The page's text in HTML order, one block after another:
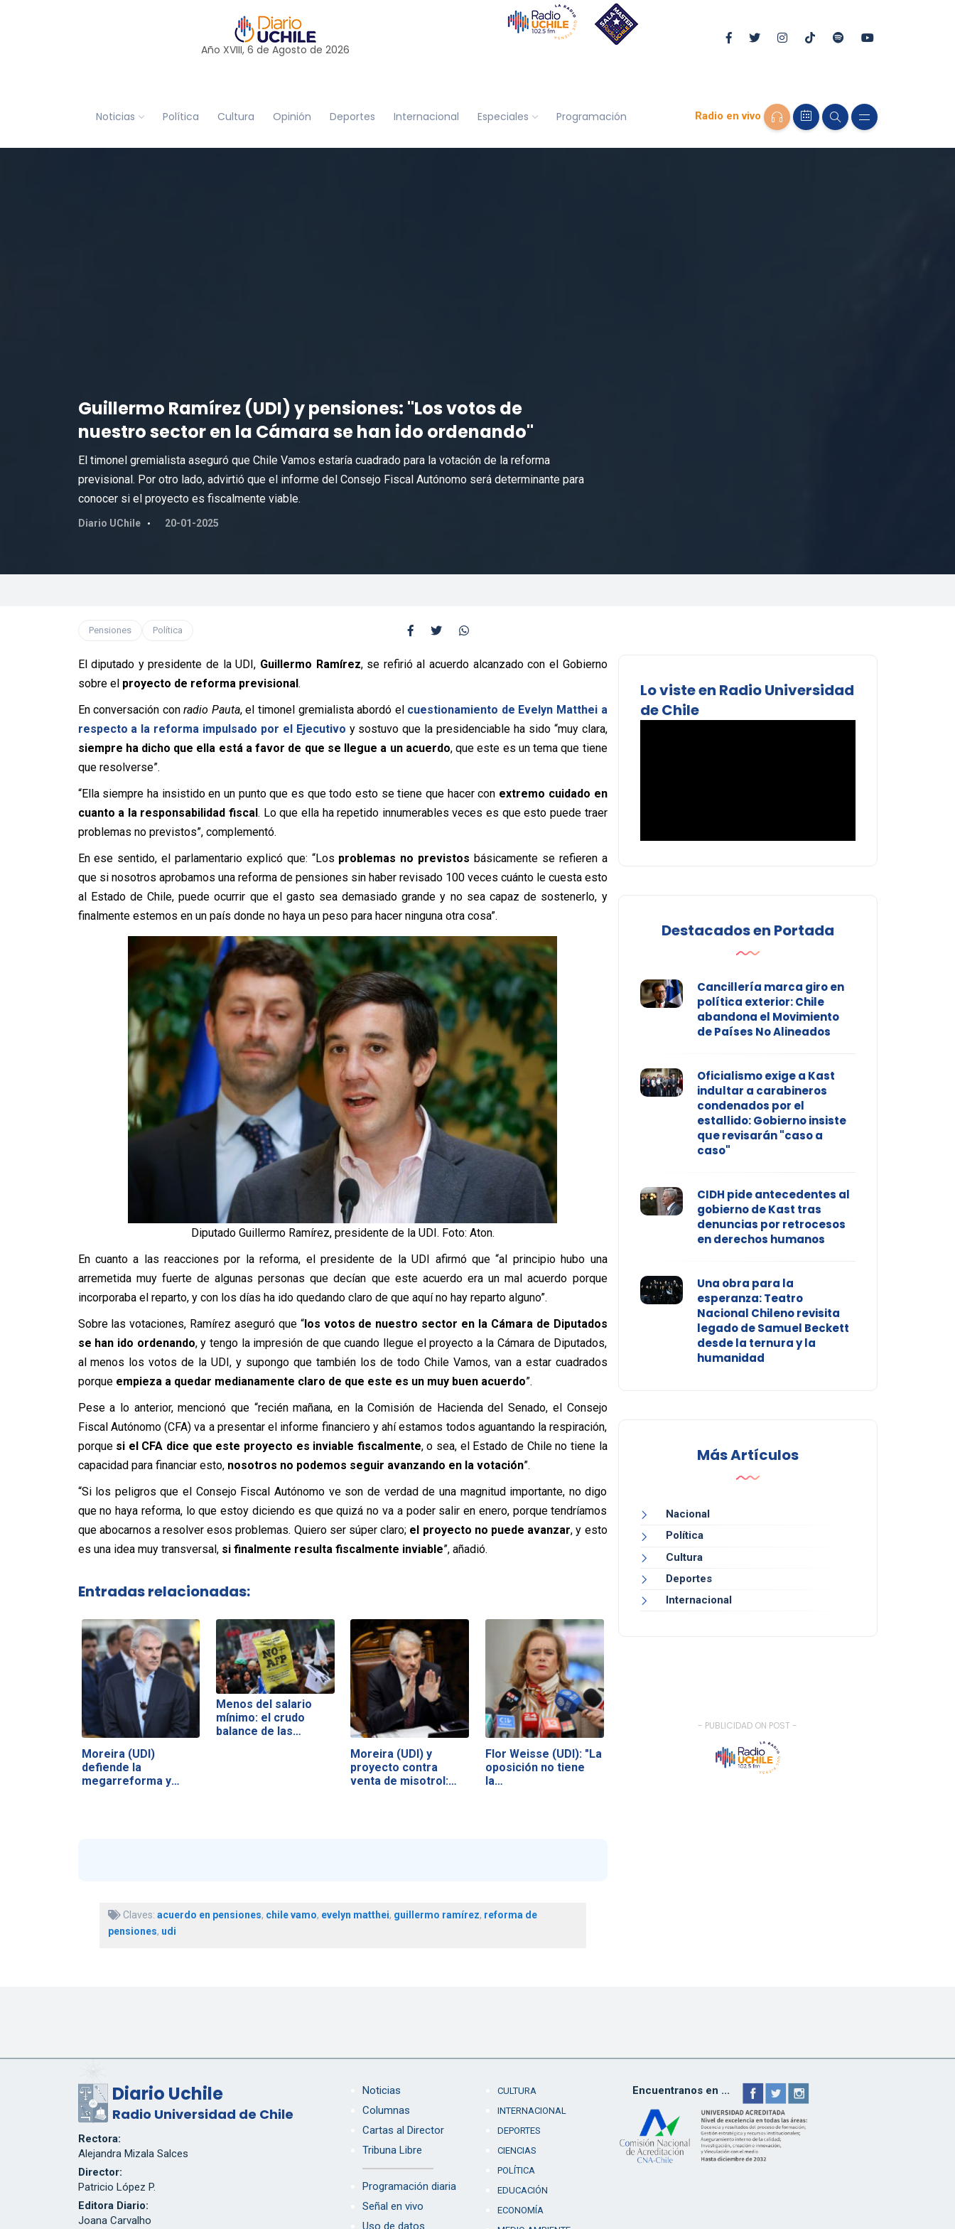
Año XVIII, 6 de Agosto de 2026
Noticias Política Cultura Opinión Deportes Internacional Especiales Programación Radio en vivo
Guillermo Ramírez (UDI) y pensiones: "Los votos de
nuestro sector en la Cámara se han ido ordenando"
El timonel gremialista aseguró que Chile Vamos estaría cuadrado para la votación de la reforma
previsional. Por otro lado, advirtió que el informe del Consejo Fiscal Autónomo será determinante para
conocer si el proyecto es fiscalmente viable.
Diario UChile 20-01-2025
Pensiones Política
El diputado y presidente de la UDI, Guillermo Ramírez, se refirió al acuerdo alcanzado con el Gobierno
sobre el proyecto de reforma previsional.
En conversación conradio Pauta, el timonel gremialista abordó el cuestionamiento de Evelyn Matthei a
respecto a la reforma impulsado por el Ejecutivo y sostuvo que la presidenciable ha sido “muy clara,
siempre ha dicho que ella está a favor de que se llegue a un acuerdo, que este es un tema que tiene
que resolverse”.
“Ella siempre ha insistido en un punto que es que todo esto se tiene que hacer con extremo cuidado en
cuanto a la responsabilidad fiscal. Lo que ella ha repetido innumerables veces es que esto puede traer
problemas no previstos”, complementó.
En ese sentido, el parlamentario explicó que: “Los problemas no previstos básicamente se refieren a
que si nosotros aprobamos una reforma de pensiones sin haber revisado 100 veces cuánto le cuesta esto
al Estado de Chile, puede ocurrir que el gasto sea demasiado grande y no sea capaz de sostenerlo, y
finalmente estemos en un país donde no haya un peso para hacer ninguna otra cosa”.
Diputado Guillermo Ramírez, presidente de la UDI. Foto: Aton.
En cuanto a las reacciones por la reforma, el presidente de la UDI afirmó que “al principio hubo una
arremetida muy fuerte de algunas personas que decían que este acuerdo era un mal acuerdo porque
incorporaba el reparto, y con los días ha ido quedando claro de que aquí no hay reparto alguno”.
Sobre las votaciones, Ramírez aseguró que “los votos de nuestro sector en la Cámara de Diputados
se han ido ordenando, y tengo la impresión de que cuando llegue el proyecto a la Cámara de Diputados,
al menos los votos de la UDI, y supongo que también los de todo Chile Vamos, van a estar cuadrados
porque empieza a quedar medianamente claro de que este es un muy buen acuerdo”.
Pese a lo anterior, mencionó que “recién mañana, en la Comisión de Hacienda del Senado, el Consejo
Fiscal Autónomo (CFA) va a presentar el informe financiero y ahí estamos todos aguantando la respiración,
porquesi el CFA dice que este proyecto es inviable fiscalmente, o sea, el Estado de Chile no tiene la
capacidad para financiar esto, nosotros no podemos seguir avanzando en la votación”.
“Si los peligros que el Consejo Fiscal Autónomo ve son de verdad de una magnitud importante, no digo
que no haya reforma, lo que estoy diciendo es que quizá no va a poder salir en enero, porque tendríamos
que abocarnos a resolver esos problemas. Quiero ser súper claro; el proyecto no puede avanzar, y esto
es una idea muy transversal, si finalmente resulta fiscalmente inviable”, añadió.
Entradas relacionadas:
Moreira (UDI)
defiende la
megarreforma y
Menos del salario
mínimo: el crudo
balance de las…
Moreira (UDI) y
proyecto contra
venta de misotrol:…
Flor Weisse (UDI): "La
oposición no tiene
la…
Claves: acuerdo en pensiones, chile vamo, evelyn matthei, guillermo ramírez, reforma de
pensiones, udi
Lo viste en Radio Universidad
de Chile
Destacados en Portada
Cancillería marca giro en
política exterior: Chile
abandona el Movimiento
de Países No Alineados
Oficialismo exige a Kast
indultar a carabineros
condenados por el
estallido: Gobierno insiste
que revisarán "caso a
caso"
CIDH pide antecedentes al
gobierno de Kast tras
denuncias por retrocesos
en derechos humanos
Una obra para la
esperanza: Teatro
Nacional Chileno revisita
legado de Samuel Beckett
desde la ternura y la
humanidad
Más Artículos
Nacional
Política
Cultura
Deportes
Internacional
- PUBLICIDAD ON POST -
Diario Uchile
Radio Universidad de Chile
Rectora:
Alejandra Mizala Salces
Director:
Patricio López P.
Editora Diario:
Joana Carvalho
Noticias
Columnas
Cartas al Director
Tribuna Libre
Programación diaria
Señal en vivo
Uso de datos
CULTURA
INTERNACIONAL
DEPORTES
CIENCIAS
POLÍTICA
EDUCACIÓN
ECONOMÍA
Encuentranos en ...